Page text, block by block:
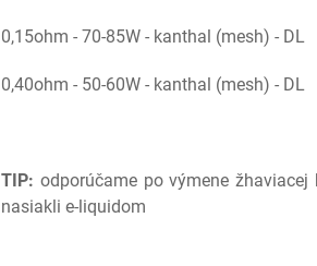
0,15ohm - 70-85W - kanthal (mesh) - DL
0,40ohm - 50-60W - kanthal (mesh) - DL
TIP: odporúčame po výmene
nasiakli e-liquidom